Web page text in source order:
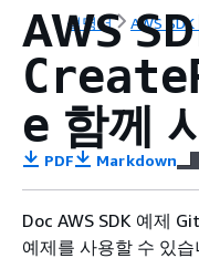
설명서 AWS
AWS
e 함께
PDF Markdown
Doc AWS SDK 예제
예제를 사용할 수 있습